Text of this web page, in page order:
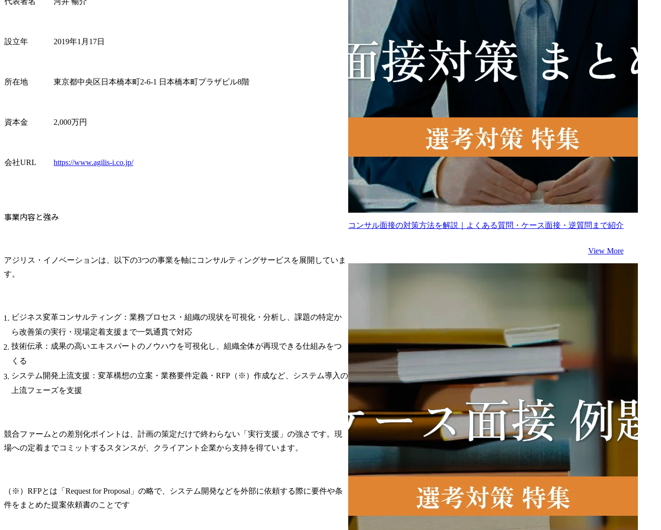
設立年 2019年1月17日
所在地 東京都中央区日本橋本町2-6-1 日本橋本町プラザビル8階
資本金 2,000万円
会社URL https://www.agilis-i.co.jp/
事業内容と強み
アジリス・イノベーションは、以下の3つの事業を軸にコンサルティングサービスを展開していま
す。
ビジネス変革コンサルティング：業務プロセス・組織の現状を可視化・分析し、課題の特定か
ら改善策の実行・現場定着支援まで一気通貫で対応
技術伝承：成果の高いエキスパートのノウハウを可視化し、組織全体が再現できる仕組みをつ
くる
システム開発上流支援：変革構想の立案・業務要件定義・RFP（※）作成など、システム導入の
上流フェーズを支援
競合ファームとの差別化ポイントは、計画の策定だけで終わらない「実行支援」の強さです。現
場への定着までコミットするスタンスが、クライアント企業から支持を得ています。
（※）RFPとは「Request for Proposal」の略で、システム開発などを外部に依頼する際に要件や条
件をまとめた提案依頼書のことです
コンサル面接の対策方法を解説｜よくある質問・ケース面接・逆質問まで紹介
View More